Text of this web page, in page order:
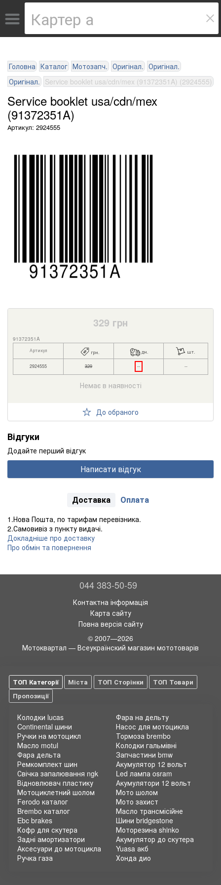
Головна Каталог Мотозапч. Оригінал. Оригінал.
Оригінал. Service booklet usa/cdn/mex (91372351A) (2924555)
Service booklet usa/cdn/mex
(91372351A)
Артикул: 2924555
329 грн
91372351A
Артикул грн. дн. шт.
2924555 329 -- --
Немає в наявності
До обраного
Відгуки
Додайте перший відгук
Написати відгук
Доставка Оплата
1.Нова Пошта, по тарифам перевізника.
2.Самовивіз з пункту видачі.
Докладніше про доставку
Про обмін та повернення
044 383-50-59
Контактна інформація
Карта сайту
Повна версія сайту
© 2007—2026
Мотоквартал — Всеукраїнский магазин мототоварів
ТОП Категорії Міста ТОП Сторінки
ТОП Товари
Пропозиції
Колодки lucas
Continental шини
Ручки на мотоцикл
Масло motul
Фара дельта
Ремкомплект шин
Свічка запалювання ngk
Відновлювач пластику
Фара на дельту
Насос для мотоцикла
Тормоза brembo
Колодки гальмівні
Запчастини bmw
Акумулятор 12 вольт
Led лампа osram
Акумулятори 12 вольт
Мотоциклетний шолом
Ferodo каталог
Brembo каталог
Ebc brakes
Кофр для скутера
Задні амортизатори
Аксесуари до мотоцикла
Ручка газа
Мото шолом
Мото захист
Масло трансмісійне
Шини bridgestone
Моторезина shinko
Акумулятор до скутера
Yuasa акб
Хонда дио